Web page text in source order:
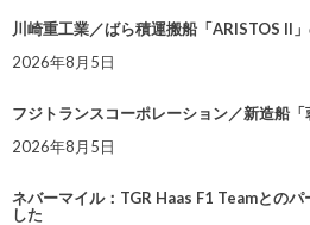
川崎重工業／ばら積運搬船「ARISTOS II
2026年8月5日
フジトランスコーポレーション／新造船
2026年8月5日
ネバーマイル：TGR Haas F1 Teamとの
した